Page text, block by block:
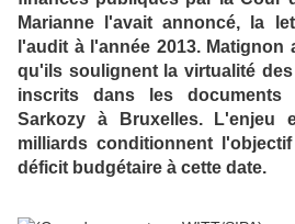
Marianne l'avait annoncé, la
l'audit à l'année 2013. Matignon
qu'ils soulignent la virtualité
inscrits dans les documents
Sarkozy à Bruxelles. L'enjeu
milliards conditionnent
déficit budgétaire à cette date.